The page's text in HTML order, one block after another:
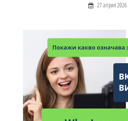
27 април 2026